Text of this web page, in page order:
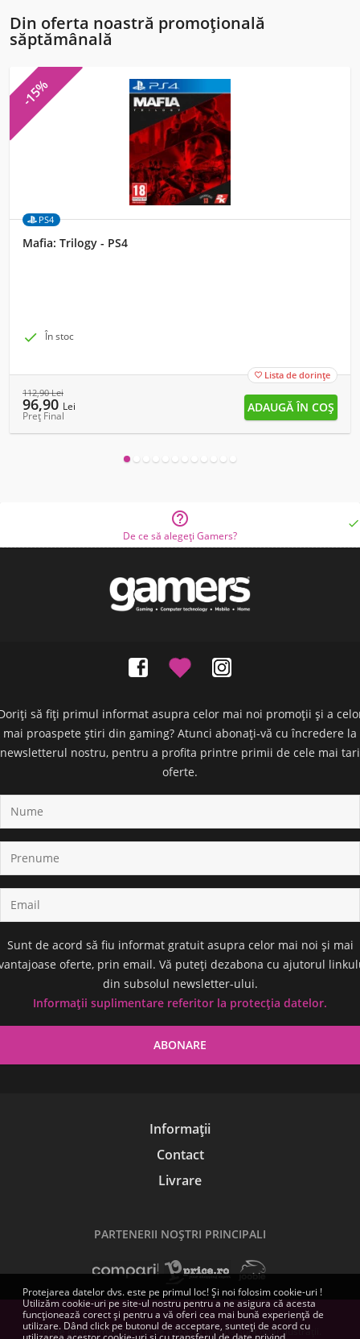
Din oferta noastră promoțională
săptămânală
-15%
PS4
Mafia: Trilogy - PS4
 În stoc
 Lista de dorințe
112,90Lei
96,90 Lei
Preț Final

De ce să alegeți Gamers?

să fiți primul informat asupra celor mai noi promoții și a
mai proaspete știri din gaming? Atunci abonați-vă cu încredere la
newsletterul nostru, pentru a profita printre primii de cele mai tari
oferte.
Sunt de acord să fiu informat gratuit asupra celor mai noi și mai
oferte, prin email. Vă puteți dezabona cu ajutorul
din subsolul newsletter-ului.
Informații suplimentare referitor la protecția datelor.
Informații
Contact
Livrare
PARTENERII NOŞTRI PRINCIPALI
Unele dintre imaginile de pe această pagină sunt doar ilustrații.
Protejarea datelor dvs. este pe primul loc! Și noi folosim cookie-uri !
Utilizăm cookie-uri pe site-ul nostru pentru a ne asigura că acesta
funcționează corect și pentru a vă oferi cea mai bună experiență de
utilizare. Dând click pe butonul de acceptare, sunteți de acord cu